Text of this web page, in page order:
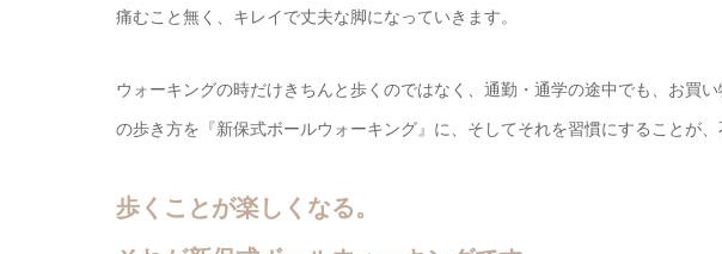
痛むこと無く、キレイで丈夫な脚になっていきます。
ウォーキングの時だけきちんと歩くのではなく、通勤・通学の途中でも、お買
の歩き方を『新保式ボールウォーキング』に、そしてそれを習慣にすることが、
歩くことが楽しくなる。